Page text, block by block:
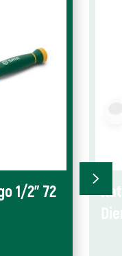
1/2” 72